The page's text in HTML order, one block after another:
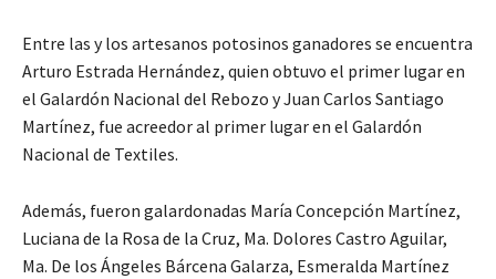
Entre las y los artesanos potosinos ganadores se encuentra
Arturo Estrada Hernández, quien obtuvo el primer lugar en
el Galardón Nacional del Rebozo y Juan Carlos Santiago
Martínez, fue acreedor al primer lugar en el Galardón
Nacional de Textiles.
Además, fueron galardonadas María Concepción Martínez,
Luciana de la Rosa de la Cruz, Ma. Dolores Castro Aguilar,
Ma. De los Ángeles Bárcena Galarza, Esmeralda Martínez